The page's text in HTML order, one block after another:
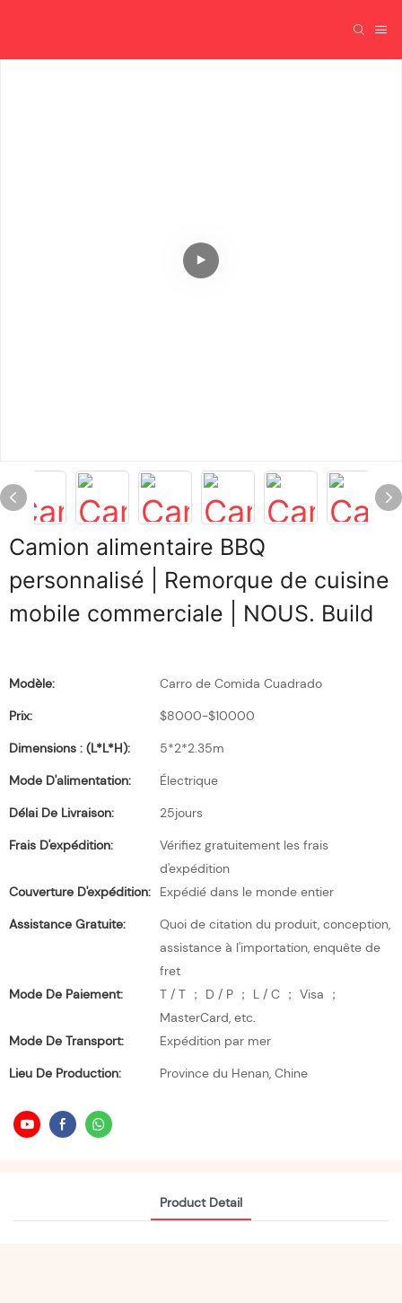
Camion alimentaire BBQ
personnalisé | Remorque de cuisine
mobile commerciale | NOUS. Build
Modèle:
Carro de Comida Cuadrado
Prix:
$8000-$10000
Dimensions : (L*l*H):
5*2*2.35m
Mode D'alimentation:
Électrique
Délai De Livraison:
25jours
Frais D'expédition:
Vérifiez gratuitement les frais
d'expédition
Couverture D'expédition:
Expédié dans le monde entier
Assistance Gratuite:
Quoi de citation du produit, conception,
assistance à l'importation, enquête de
fret
Mode De Paiement:
T / T ； D / P ； L / C ； Visa ；
MasterCard, etc.
Mode De Transport:
Expédition par mer
Lieu De Production:
Province du Henan, Chine
Product Detail